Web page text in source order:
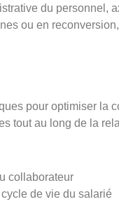
du
ou en
pour optimiser
tout au long de la
collaborateur
de vie du salarié